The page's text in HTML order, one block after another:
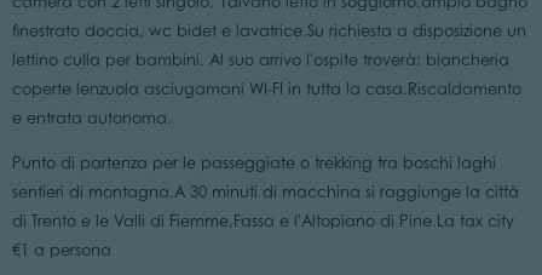
finestrato doccia, wc bidet e lavatrice.Su richiesta a disposizione un
lettino culla per bambini. Al suo arrivo l'ospite troverà: biancheria
coperte lenzuola asciugamani WI-FI in tutta la casa.Riscaldamento
e entrata autonoma.
Punto di partenza per le passeggiate o trekking tra boschi laghi
sentieri di montagna.A 30 minuti di macchina si raggiunge la città
di Trento e le Valli di Fiemme,Fassa e l'Altopiano di Pine.La tax city
€1 a persona